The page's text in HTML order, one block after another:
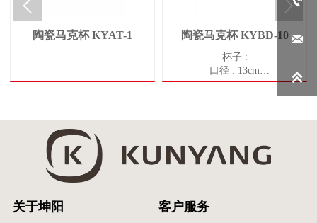
陶瓷马克杯 KYAT-1 陶瓷马克杯 KYBD-10
杯子 :
口径 : 13cm
底径 : 7.5cm
碟子 :
口径 : 13.5cm
 
关于坤阳 客户服务

